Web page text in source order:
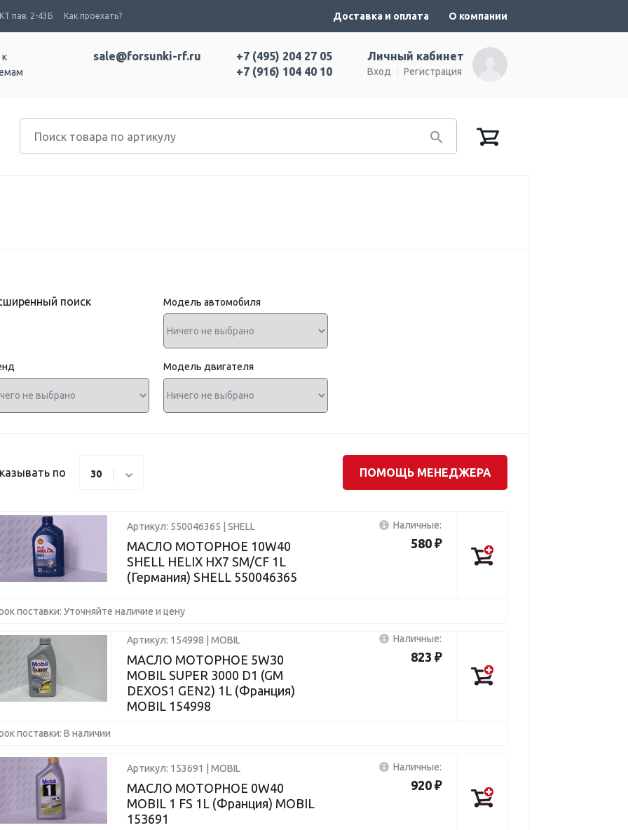
пав. 2-43Б Как проехать? Доставка и оплата О компании
Личный кабинет
Вход Регистрация
+7 (495) 204 27 05
+7 (916) 104 40 10
sale@forsunki-rf.ru
поиск Модель автомобиля
Модель двигателя
по 30 ПОМОЩЬ МЕНЕДЖЕРА
Артикул: 550046365 | SHELL
МАСЛО МОТОРНОЕ 10W40
SHELL HELIX HX7 SM/CF 1L
(Германия) SHELL 550046365
Наличные:
580 ₽
поставки: Уточняйте наличие и цену
Артикул: 154998 | MOBIL
МАСЛО МОТОРНОЕ 5W30
MOBIL SUPER 3000 D1 (GM
DEXOS1 GEN2) 1L (Франция)
MOBIL 154998
Наличные:
823 ₽
поставки: В наличии
Артикул: 153691 | MOBIL
МАСЛО МОТОРНОЕ 0W40
MOBIL 1 FS 1L (Франция) MOBIL
153691
Наличные:
920 ₽